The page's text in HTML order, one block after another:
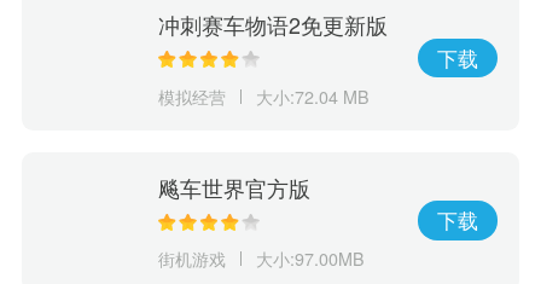
冲刺赛车物语2免更新版
模拟经营 大小:72.04 MB
下载
飚车世界官方版
街机游戏 大小:97.00MB
下载